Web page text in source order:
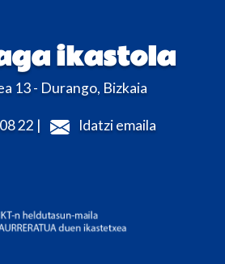
ikastola
13 - Durango, Bizkaia
22 | Idatzi emaila